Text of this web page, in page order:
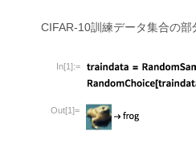
CIFAR-10訓練データ集合の
In[1]:=
Out[1]=